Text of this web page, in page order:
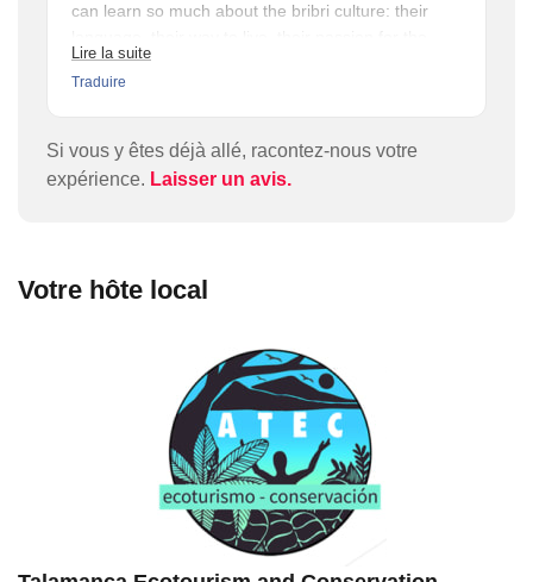
can learn so much about the bribri culture: their
environment, the traditional way of making
chocolate. Its an 1 hour fantastic boot ride there.
where all outstanding. We went there as family ... it
was an incredible experience.
Lire la suite
Traduire
Si vous y êtes déjà allé, racontez-nous votre
expérience. Laisser un avis.
Votre hôte local